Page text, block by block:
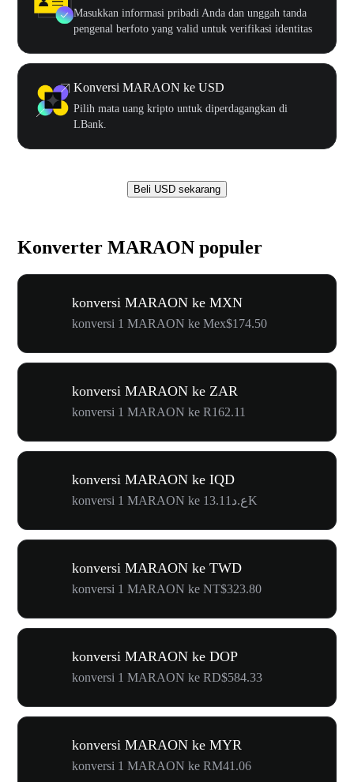
Masukkan informasi pribadi Anda dan unggah tanda
pengenal berfoto yang valid untuk verifikasi identitas
Konversi MARAON ke USD
Pilih mata uang kripto untuk diperdagangkan di
LBank.
Beli USD sekarang
Konverter MARAON populer
konversi MARAON ke MXN
konversi 1 MARAON ke Mex$174.50
konversi MARAON ke ZAR
konversi 1 MARAON ke R162.11
konversi MARAON ke IQD
konversi 1 MARAON ke ع.د13.11K
konversi MARAON ke TWD
konversi 1 MARAON ke NT$323.80
konversi MARAON ke DOP
konversi 1 MARAON ke RD$584.33
konversi MARAON ke MYR
konversi 1 MARAON ke RM41.06